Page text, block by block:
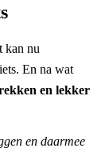
kan nu
En na wat
en lekker
en daarmee